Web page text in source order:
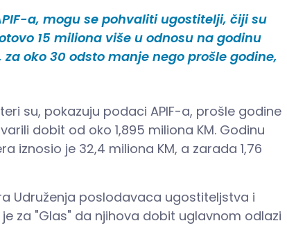
a, mogu se pohvaliti ugostitelji, čiji su
15 miliona više u odnosu na godinu
oko 30 odsto manje nego prošle godine,
su, pokazuju podaci APIF-a, prošle godine
dobit od oko 1,895 miliona KM. Godinu
iznosio je 32,4 miliona KM, a zarada 1,76
Udruženja poslodavaca ugostiteljstva i
za "Glas" da njihova dobit uglavnom odlazi